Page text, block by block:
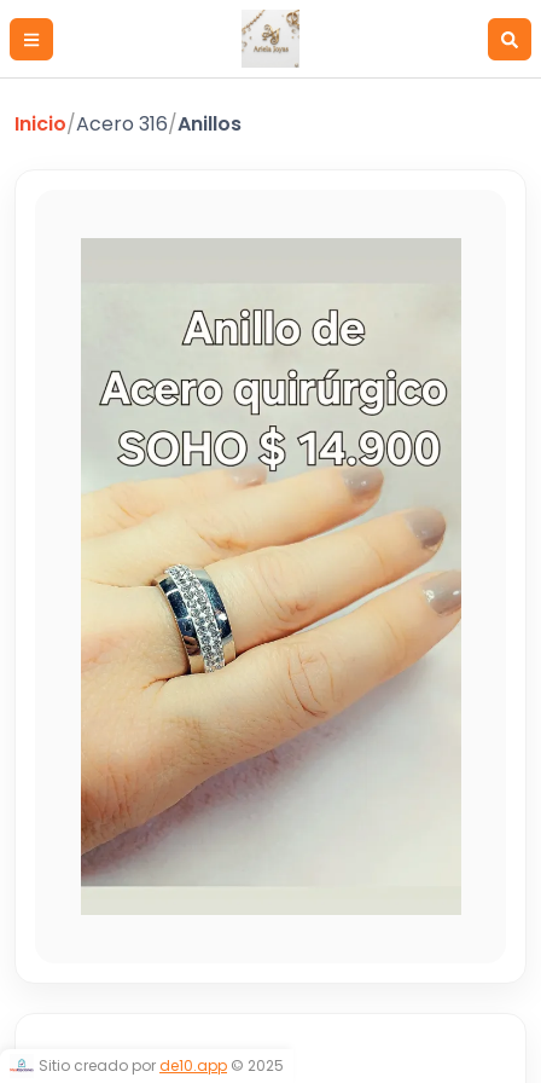
Inicio/Acero 316/Anillos
ANILLO SOHO
Sitio creado porde10.app © 2025